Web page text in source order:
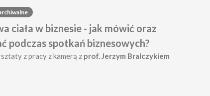
ciała w biznesie - jak mówić oraz
podczas spotkań biznesowych?
z pracy z kamerą z prof. Jerzym Bralczykiem